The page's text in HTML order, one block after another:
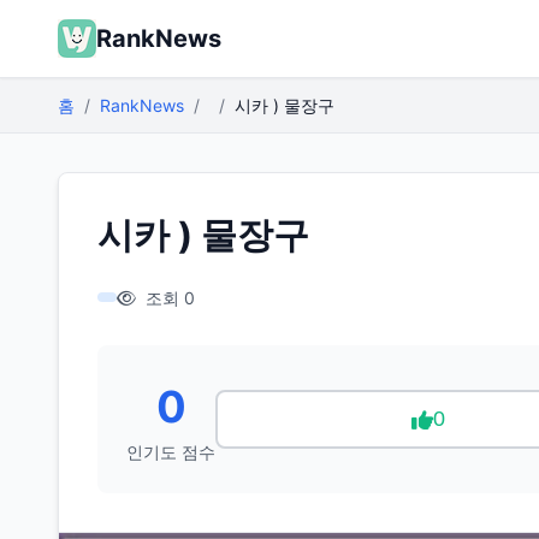
RankNews
홈 RankNews 시카 ) 물장구
시카 ) 물장구
조회 0
0
인기도 점수
0